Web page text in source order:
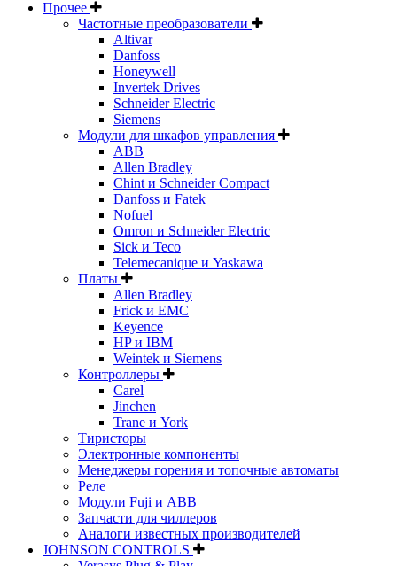
Прочее
Частотные преобразователи
Altivar
Danfoss
Honeywell
Invertek Drives
Schneider Electric
Siemens
Модули для шкафов управления
ABB
Allen Bradley
Chint и Schneider Compact
Danfoss и Fatek
Nofuel
Omron и Schneider Electric
Sick и Teco
Telemecanique и Yaskawa
Платы
Allen Bradley
Frick и EMC
Keyence
HP и IBM
Weintek и Siemens
Контроллеры
Carel
Jinchen
Trane и York
Тиристоры
Электронные компоненты
Менеджеры горения и топочные автоматы
Реле
Модули Fuji и ABB
Запчасти для чиллеров
Аналоги известных производителей
JOHNSON CONTROLS